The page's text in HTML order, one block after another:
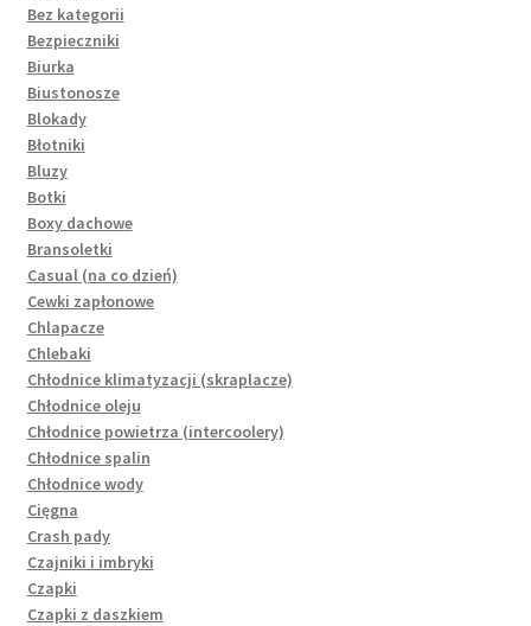
Bez kategorii
Bezpieczniki
Biurka
Biustonosze
Blokady
Błotniki
Bluzy
Botki
Boxy dachowe
Bransoletki
Casual (na co dzień)
Cewki zapłonowe
Chlapacze
Chlebaki
Chłodnice klimatyzacji (skraplacze)
Chłodnice oleju
Chłodnice powietrza (intercoolery)
Chłodnice spalin
Chłodnice wody
Cięgna
Crash pady
Czajniki i imbryki
Czapki
Czapki z daszkiem